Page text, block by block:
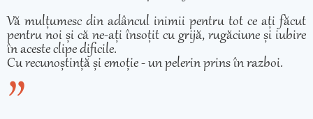
Vă mulțumesc din adâncul inimii pentru tot ce ați făcut
pentru noi și că ne-ați însoțit cu grijă, rugăciune și iubire
în aceste clipe dificile.
Cu recunoștință și emoție - un pelerin prins în razboi.